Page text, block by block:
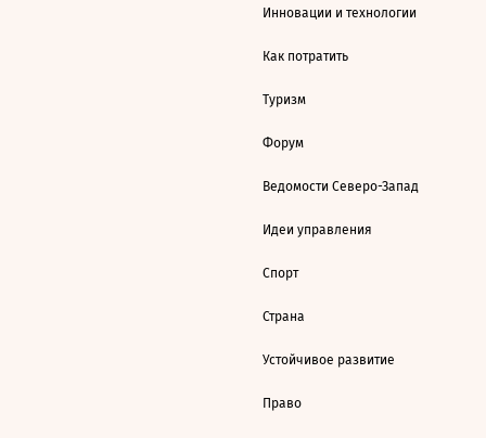
Инновации и технологии
Как потратить
Туризм
Форум
Ведомости Северо-Запад
Идеи управления
Спорт
Страна
Устойчивое развитие
Право